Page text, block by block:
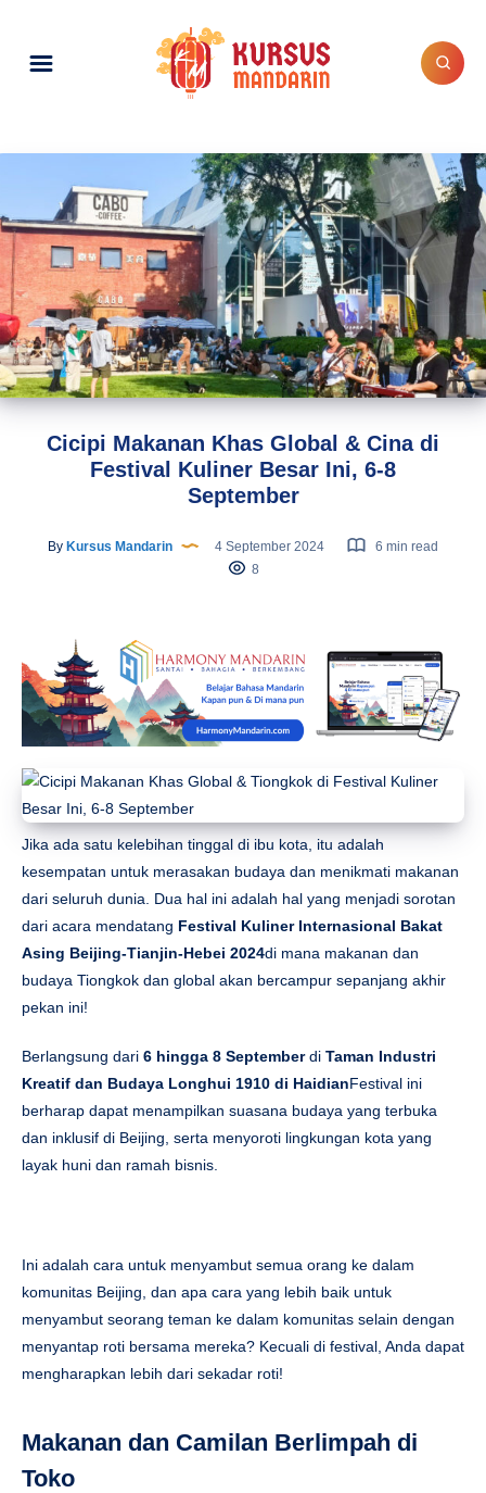
Cicipi Makanan Khas Global & Cina di
Festival Kuliner Besar Ini, 6-8
September
By Kursus Mandarin 4 September 2024
6 min read
8
Jika ada satu kelebihan tinggal di ibu kota, itu adalah
kesempatan untuk merasakan budaya dan menikmati makanan
dari seluruh dunia. Dua hal ini adalah hal yang menjadi sorotan
dari acara mendatang Festival Kuliner Internasional Bakat
Asing Beijing-Tianjin-Hebei 2024di mana makanan dan
budaya Tiongkok dan global akan bercampur sepanjang akhir
pekan ini!
Berlangsung dari 6 hingga 8 Septemberdi Taman Industri
Kreatif dan Budaya Longhui 1910 di HaidianFestival ini
berharap dapat menampilkan suasana budaya yang terbuka
dan inklusif di Beijing, serta menyoroti lingkungan kota yang
layak huni dan ramah bisnis.
Ini adalah cara untuk menyambut semua orang ke dalam
komunitas Beijing, dan apa cara yang lebih baik untuk
menyambut seorang teman ke dalam komunitas selain dengan
menyantap roti bersama mereka? Kecuali di festival, Anda dapat
mengharapkan lebih dari sekadar roti!
Makanan dan Camilan Berlimpah di
Toko